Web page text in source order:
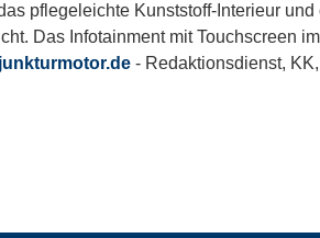
pflegeleichte Kunststoff-Interieur und
Das Infotainment mit Touchscreen im
- Redaktionsdienst, KK,